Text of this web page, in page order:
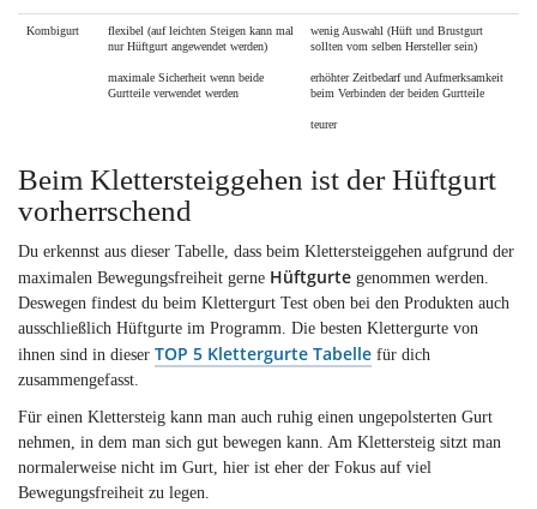
Kombigurt
flexibel (auf leichten Steigen kann mal
nur Hüftgurt angewendet werden)
maximale Sicherheit wenn beide
Gurtteile verwendet werden
wenig Auswahl (Hüft und Brustgurt
sollten vom selben Hersteller sein)
erhöhter Zeitbedarf und Aufmerksamkeit
beim Verbinden der beiden Gurtteile
teurer
Beim Klettersteiggehen ist der Hüftgurt
vorherrschend
Du erkennst aus dieser Tabelle, dass beim Klettersteiggehen aufgrund der
maximalen Bewegungsfreiheit gerne Hüftgurte genommen werden.
Deswegen findest du beim Klettergurt Test oben bei den Produkten auch
ausschließlich Hüftgurte im Programm. Die besten Klettergurte von
ihnen sind in dieser TOP 5 Klettergurte Tabelle für dich
zusammengefasst.
Für einen Klettersteig kann man auch ruhig einen ungepolsterten Gurt
nehmen, in dem man sich gut bewegen kann. Am Klettersteig sitzt man
normalerweise nicht im Gurt, hier ist eher der Fokus auf viel
Bewegungsfreiheit zu legen.